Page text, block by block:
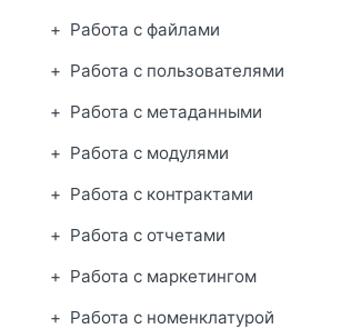
Работа с файлами
Работа с пользователями
Работа с метаданными
Работа с модулями
Работа с контрактами
Работа с отчетами
Работа с маркетингом
Работа с номенклатурой